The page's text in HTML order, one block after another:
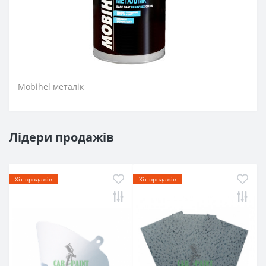
Mobihel металік
Лідери продажів
Хіт продажів Хіт продажів